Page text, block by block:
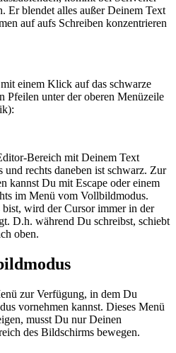
Er blendet alles außer Deinem Text
auf aufs Schreiben konzentrieren
einem Klick auf das schwarze
Pfeilen unter der oberen Menüzeile
Bereich mit Deinem Text
rechts daneben ist schwarz. Zur
kannst Du mit Escape oder einem
im Menü vom Vollbildmodus.
wird der Cursor immer in der
D.h. während Du schreibst, schiebt
oben.
zur Verfügung, in dem Du
vornehmen kannst. Dieses Menü
musst Du nur Deinen
des Bildschirms bewegen.